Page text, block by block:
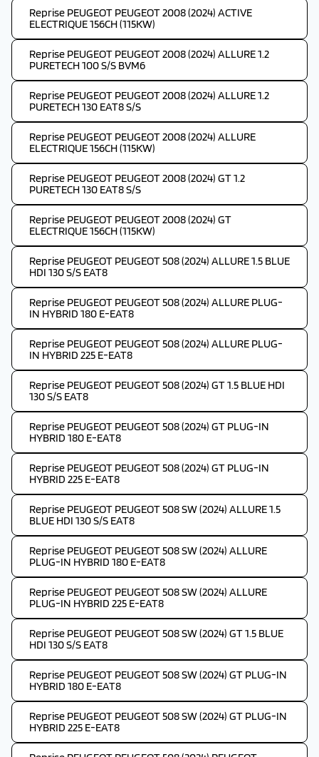
Reprise PEUGEOT PEUGEOT 2008 (2024) ACTIVE
ELECTRIQUE 156CH (115KW)
Reprise PEUGEOT PEUGEOT 2008 (2024) ALLURE 1.2
PURETECH 100 S/S BVM6
Reprise PEUGEOT PEUGEOT 2008 (2024) ALLURE 1.2
PURETECH 130 EAT8 S/S
Reprise PEUGEOT PEUGEOT 2008 (2024) ALLURE
ELECTRIQUE 156CH (115KW)
Reprise PEUGEOT PEUGEOT 2008 (2024) GT 1.2
PURETECH 130 EAT8 S/S
Reprise PEUGEOT PEUGEOT 2008 (2024) GT
ELECTRIQUE 156CH (115KW)
Reprise PEUGEOT PEUGEOT 508 (2024) ALLURE 1.5 BLUE
HDI 130 S/S EAT8
Reprise PEUGEOT PEUGEOT 508 (2024) ALLURE PLUG-
IN HYBRID 180 E-EAT8
Reprise PEUGEOT PEUGEOT 508 (2024) ALLURE PLUG-
IN HYBRID 225 E-EAT8
Reprise PEUGEOT PEUGEOT 508 (2024) GT 1.5 BLUE HDI
130 S/S EAT8
Reprise PEUGEOT PEUGEOT 508 (2024) GT PLUG-IN
HYBRID 180 E-EAT8
Reprise PEUGEOT PEUGEOT 508 (2024) GT PLUG-IN
HYBRID 225 E-EAT8
Reprise PEUGEOT PEUGEOT 508 SW (2024) ALLURE 1.5
BLUE HDI 130 S/S EAT8
Reprise PEUGEOT PEUGEOT 508 SW (2024) ALLURE
PLUG-IN HYBRID 180 E-EAT8
Reprise PEUGEOT PEUGEOT 508 SW (2024) ALLURE
PLUG-IN HYBRID 225 E-EAT8
Reprise PEUGEOT PEUGEOT 508 SW (2024) GT 1.5 BLUE
HDI 130 S/S EAT8
Reprise PEUGEOT PEUGEOT 508 SW (2024) GT PLUG-IN
HYBRID 180 E-EAT8
Reprise PEUGEOT PEUGEOT 508 SW (2024) GT PLUG-IN
HYBRID 225 E-EAT8